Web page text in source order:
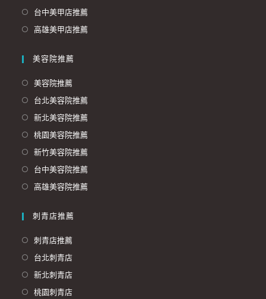
台中美甲店推薦
高雄美甲店推薦
美容院推薦
美容院推薦
台北美容院推薦
新北美容院推薦
桃園美容院推薦
新竹美容院推薦
台中美容院推薦
高雄美容院推薦
刺青店推薦
刺青店推薦
台北刺青店
新北刺青店
桃園刺青店